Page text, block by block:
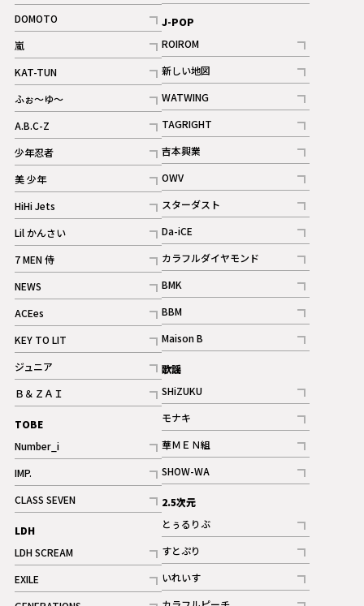
記事
DOMOTO
記事
嵐
記事
KAT-TUN
記事
ふぉ～ゆ～
記事
A.B.C-Z
記事
ギャラリー
少年忍者
記事
美 少年
記事
HiHi Jets
記事
Lil かんさい
記事
7 MEN 侍
記事
NEWS
記事
ACEes
記事
KEY TO LIT
記事
ジュニア
記事
Ｂ＆ＺＡＩ
記事
TOBE
Number_i
記事
IMP.
記事
CLASS SEVEN
記事
LDH
LDH SCREAM
記事
EXILE
記事
記事
J-POP
ROIROM
記事
新しい地図
記事
WATWING
記事
TAGRIGHT
記事
吉本興業
記事
OWV
記事
ギャラリー
スターダスト
記事
Da-iCE
記事
カラフルダイヤモンド
記事
BMK
記事
BBM
記事
ギャラリー
Maison B
記事
歌謡
SHiZUKU
記事
モナキ
記事
華ＭＥＮ組
記事
SHOW-WA
記事
2.5次元
とぅるりぶ
記事
すとぷり
記事
ギャラリー
いれいす
記事